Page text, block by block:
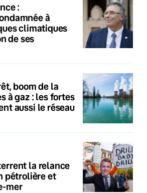
:
à
climatiques
de ses
boom de la
à gaz : les fortes
aussi le réseau
la relance
pétrolière et
mer